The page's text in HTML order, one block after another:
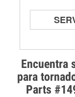
Encuentra
para
Parts